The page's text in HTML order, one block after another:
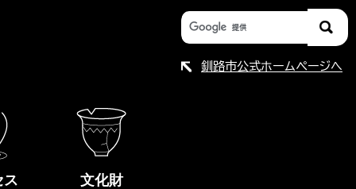
釧路市公式ホームページへ
ス 文化財